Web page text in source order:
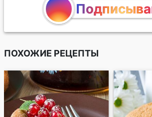
ПОХОЖИЕ РЕЦЕПТЫ
с